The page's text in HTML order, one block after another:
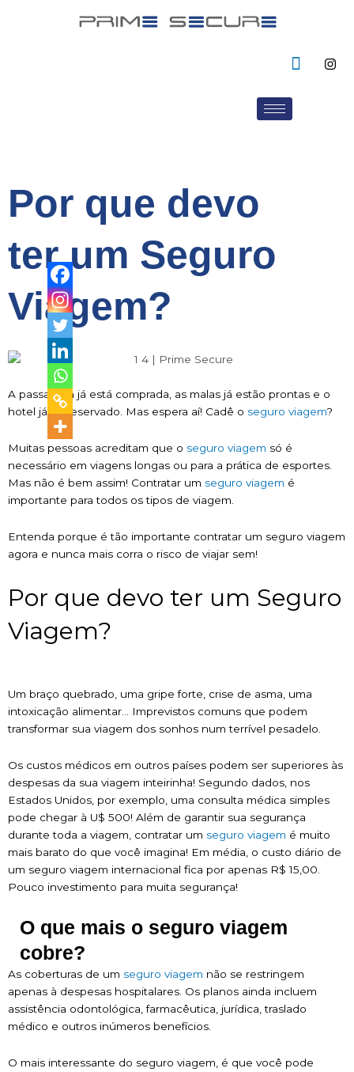
Por que devo
ter um Seguro
Viagem?
A passagem já está comprada, as malas já estão prontas e o
hotel já foi reservado. Mas espera aí! Cadê o seguro viagem?
Muitas pessoas acreditam que o seguro viagem só é
necessário em viagens longas ou para a prática de esportes.
Mas não é bem assim! Contratar um seguro viagem é
importante para todos os tipos de viagem.
Entenda porque é tão importante contratar um seguro viagem
agora e nunca mais corra o risco de viajar sem!
Por que devo ter um Seguro
Viagem?
Um braço quebrado, uma gripe forte, crise de asma, uma
intoxicação alimentar… Imprevistos comuns que podem
transformar sua viagem dos sonhos num terrível pesadelo.
Os custos médicos em outros países podem ser superiores às
despesas da sua viagem inteirinha! Segundo dados, nos
Estados Unidos, por exemplo, uma consulta médica simples
pode chegar à U$ 500! Além de garantir sua segurança
durante toda a viagem, contratar um seguro viagem é muito
mais barato do que você imagina! Em média, o custo diário de
um seguro viagem internacional fica por apenas R$ 15,00.
Pouco investimento para muita segurança!
O que mais o seguro viagem
cobre?
As coberturas de um seguro viagem não se restringem
apenas à despesas hospitalares. Os planos ainda incluem
assistência odontológica, farmacêutica, jurídica, traslado
médico e outros inúmeros benefícios.
O mais interessante do seguro viagem, é que você pode